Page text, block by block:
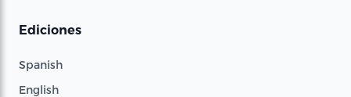
Ediciones
Spanish
English